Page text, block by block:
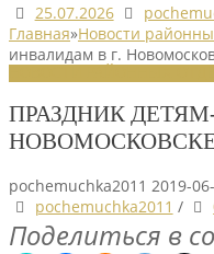
25.07.2026
Главная»Новости
инвалидам в г.
ПРАЗДНИК
pochemuchka2011 2019-
pochemuchka2011 /
Поделиться в